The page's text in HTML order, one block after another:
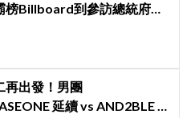
榜Billboard到參訪總統府，
再出發！男團
延續 vs AND2BLE 重